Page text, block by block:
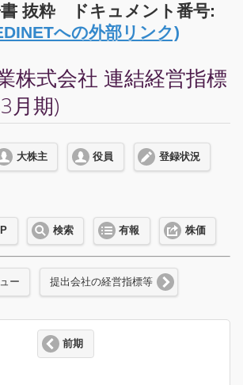
書 抜粋 ドキュメント番号:
への外部リンク)
株式会社 連結経営指標
月期)
大株主 役員 登録状況
検索 有報 株価
ー 提出会社の経営指標等
前期